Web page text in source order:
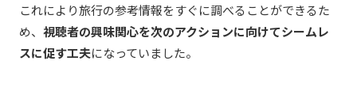
これにより旅行の参考情報をすぐに調べることができるた
め、 視聴者の興味関心を次のアクションに向けてシームレ
スに促す工夫になっていました。